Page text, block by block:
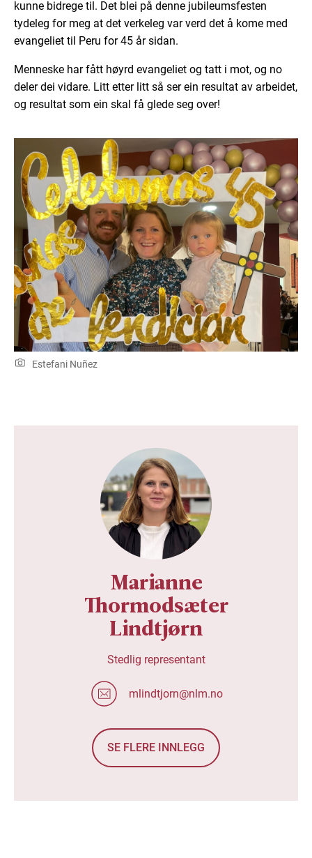
kunne bidrege til. Det blei på denne jubileumsfesten
tydeleg for meg at det verkeleg var verd det å kome med
evangeliet til Peru for 45 år sidan.
Menneske har fått høyrd evangeliet og tatt i mot, og no
deler dei vidare. Litt etter litt så ser ein resultat av arbeidet,
og resultat som ein skal få glede seg over!
Estefani Nuñez
Marianne
Thormodsæter
Lindtjørn
Stedlig representant
mlindtjorn@nlm.no
SE FLERE INNLEGG